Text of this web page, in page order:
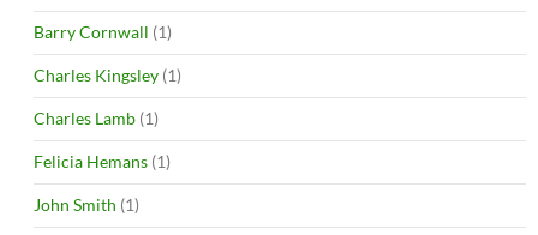
Barry Cornwall (1)
Charles Kingsley (1)
Charles Lamb (1)
Felicia Hemans (1)
John Smith (1)